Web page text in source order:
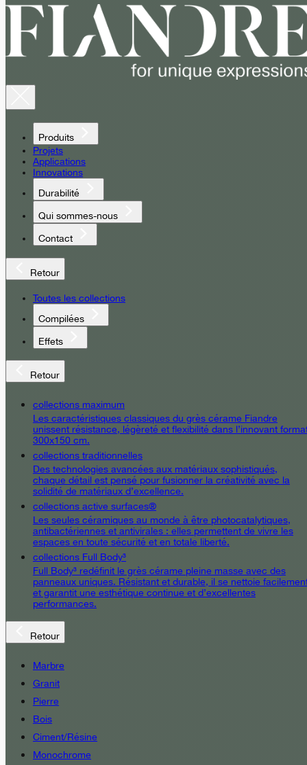
Produits
Projets
Applications
Innovations
Durabilité
Qui sommes-nous
Contact
Retour
Toutes les collections
Compilées
Effets
Retour
collections maximum
Les caractéristiques classiques du grès cérame Fiandre
unissent résistance, légèreté et flexibilité dans l’innovant
300x150 cm.
collections traditionnelles
Des technologies avancées aux matériaux sophistiqués,
chaque détail est pensé pour fusionner la créativité avec la
solidité de matériaux d’excellence.
collections active surfaces®
Les seules céramiques au monde à être photocatalytiques,
antibactériennes et antivirales : elles permettent de vivre les
espaces en toute sécurité et en totale liberté.
collections Full Body³
Full Body³ redéfinit le grès cérame pleine masse avec des
panneaux uniques. Résistant et durable, il se nettoie
et garantit une esthétique continue et d’excellentes
performances.
Retour
Marbre
Granit
Pierre
Bois
Ciment/Résine
Monochrome